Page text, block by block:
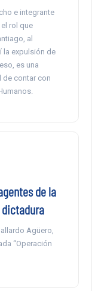
e integrante
rol que
al
la expulsión de
es una
de contar con
de la
Agüero,
“Operación